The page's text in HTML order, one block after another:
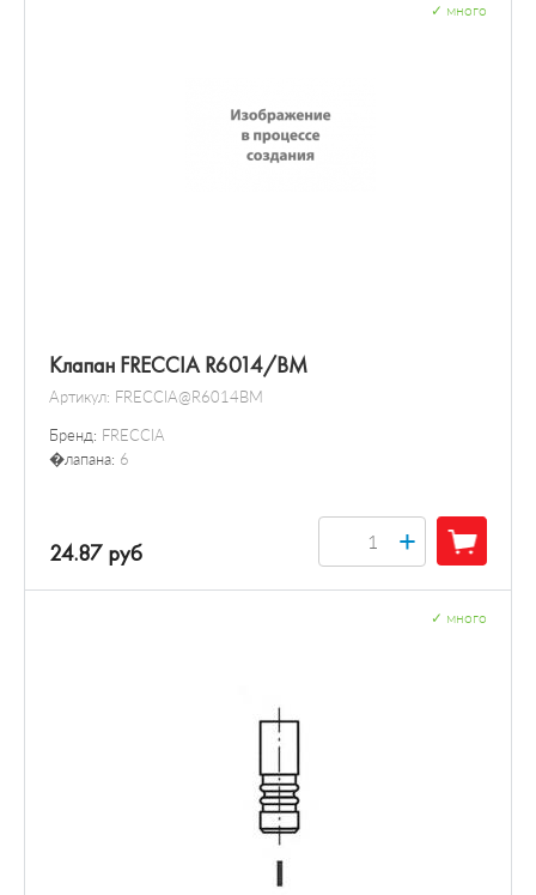
Клапан FRECCIA R6014/BM
Артикул: FRECCIA@R6014BM
Бренд: FRECCIA
�лапана: 6
много
24.87 руб +
много